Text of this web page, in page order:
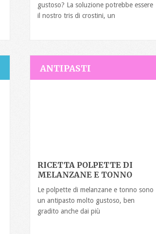
gustoso? La soluzione potrebbe essere
il nostro tris di crostini, un
ANTIPASTI
RICETTA POLPETTE DI
MELANZANE E TONNO
Le polpette di melanzane e tonno sono
un antipasto molto gustoso, ben
gradito anche dai più